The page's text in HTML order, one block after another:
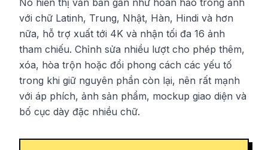
Nó hiển thị văn bản gần như hoàn hảo trong ảnh
với chữ Latinh, Trung, Nhật, Hàn, Hindi và hơn
nữa, hỗ trợ xuất tới 4K và nhận tối đa 16 ảnh
tham chiếu. Chỉnh sửa nhiều lượt cho phép thêm,
xóa, hòa trộn hoặc đổi phong cách các yếu tố
trong khi giữ nguyên phần còn lại, nên rất mạnh
với áp phích, ảnh sản phẩm, mockup giao diện và
bố cục dày đặc nhiều chữ.